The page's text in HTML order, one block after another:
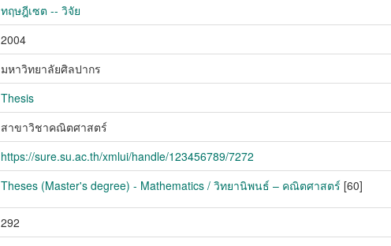
ทฤษฎีเซต -- วิจัย
2004
มหาวิทยาลัยศิลปากร
Thesis
สาขาวิชาคณิตศาสตร์
https://sure.su.ac.th/xmlui/handle/123456789/7272
Theses (Master's degree) - Mathematics / วิทยานิพนธ์ – คณิตศาสตร์ [60]
292